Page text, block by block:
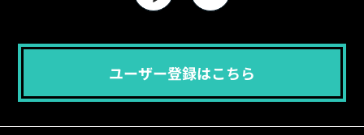
ユーザー登録はこちら